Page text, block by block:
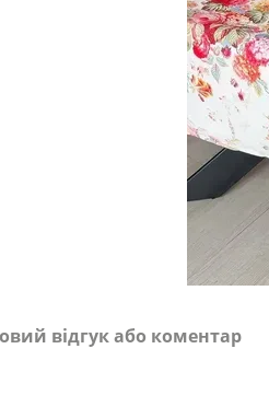
відгук або коментар